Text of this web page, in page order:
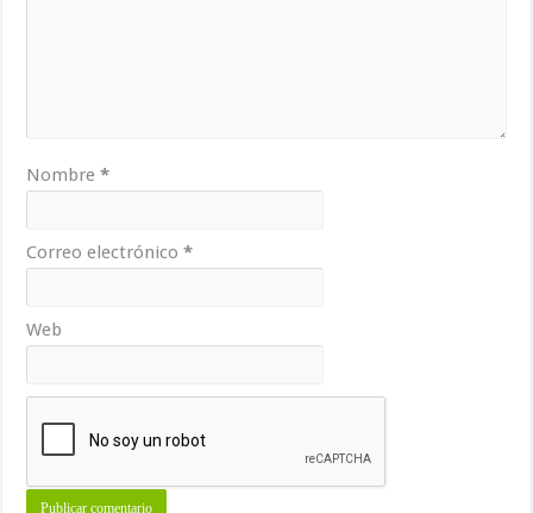
Nombre*
Correo electrónico*
Web